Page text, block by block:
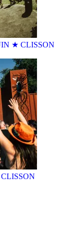
★ CLISSON